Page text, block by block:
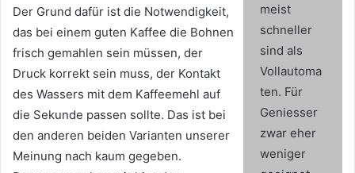
meist
schneller
sind als
Vollautoma
ten. Für
Geniesser
zwar eher
weniger
Der Grund dafür ist die Notwendigkeit,
das bei einem guten Kaffee die Bohnen
frisch gemahlen sein müssen, der
Druck korrekt sein muss, der Kontakt
des Wassers mit dem Kaffeemehl auf
die Sekunde passen sollte. Das ist bei
den anderen beiden Varianten unserer
Meinung nach kaum gegeben.